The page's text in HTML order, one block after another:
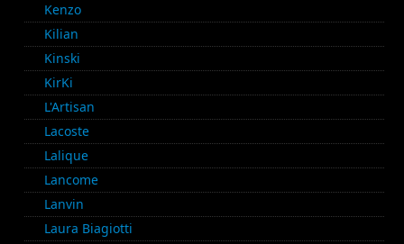
Kenzo
Kilian
Kinski
KirKi
L'Artisan
Lacoste
Lalique
Lancome
Lanvin
Laura Biagiotti